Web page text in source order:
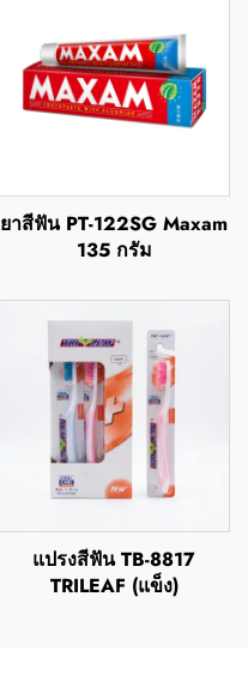
ยาสีฟัน PT-122SG Maxam
135 กรัม
แปรงสีฟัน TB-8817
TRILEAF (แข็ง)